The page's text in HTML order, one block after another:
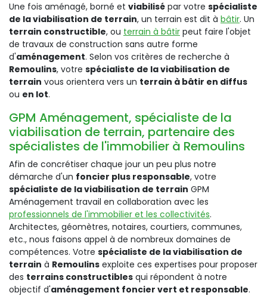
Une fois aménagé, borné et viabilisé par votre spécialiste
de la viabilisation de terrain, un terrain est dit à bâtir. Un
terrain constructible, ou terrain à bâtir peut faire l'objet
de travaux de construction sans autre forme
d'aménagement. Selon vos critères de recherche à
Remoulins, votre spécialiste de la viabilisation de
terrain vous orientera vers un terrain à bâtir en diffus
ou en lot.
GPM Aménagement, spécialiste de la
viabilisation de terrain, partenaire des
spécialistes de l'immobilier à Remoulins
Afin de concrétiser chaque jour un peu plus notre
démarche d'un foncier plus responsable, votre
spécialiste de la viabilisation de terrain GPM
Aménagement travail en collaboration avec les
professionnels de l'immobilier et les collectivités.
Architectes, géomètres, notaires, courtiers, communes,
etc., nous faisons appel à de nombreux domaines de
compétences. Votre spécialiste de la viabilisation de
terrain à Remoulins exploite ces expertises pour proposer
des terrains constructibles qui répondent à notre
objectif d'aménagement foncier vert et responsable.